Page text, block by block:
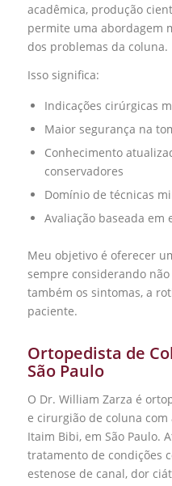
acadêmica, produção
permite uma abordagem
dos problemas da coluna.
Isso significa:
Indicações cirúrgicas
Maior segurança na
Conhecimento
conservadores
Domínio de técnicas
Avaliação baseada em
Meu objetivo é oferecer
sempre considerando não
também os sintomas, a
paciente.
Ortopedista de
São Paulo
O Dr. William Zarza é
e cirurgião de coluna
Itaim Bibi, em São Paulo.
tratamento de condições
estenose de canal, dor